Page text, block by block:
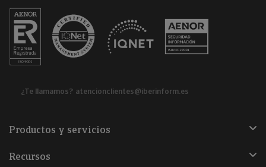
¿Te llamamos? atencionclientes@iberinform.es
Productos y servicios
Recursos